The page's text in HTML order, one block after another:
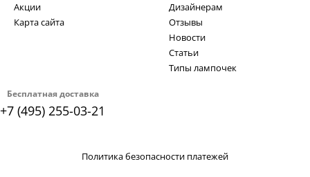
Бесплатная доставка
+7 (495) 255-03-21
Акции
Карта сайта
Дизайнерам
Отзывы
Новости
Статьи
Типы лампочек
Политика безопасности платежей